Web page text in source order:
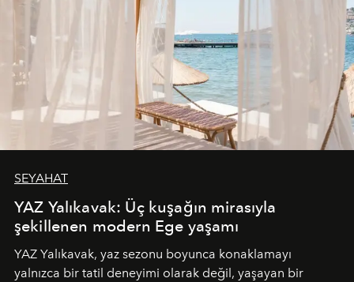
SEYAHAT
YAZ Yalıkavak: Üç kuşağın mirasıyla
şekillenen modern Ege yaşamı
YAZ Yalıkavak, yaz sezonu boyunca konaklamayı
yalnızca bir tatil deneyimi olarak değil, yaşayan bir